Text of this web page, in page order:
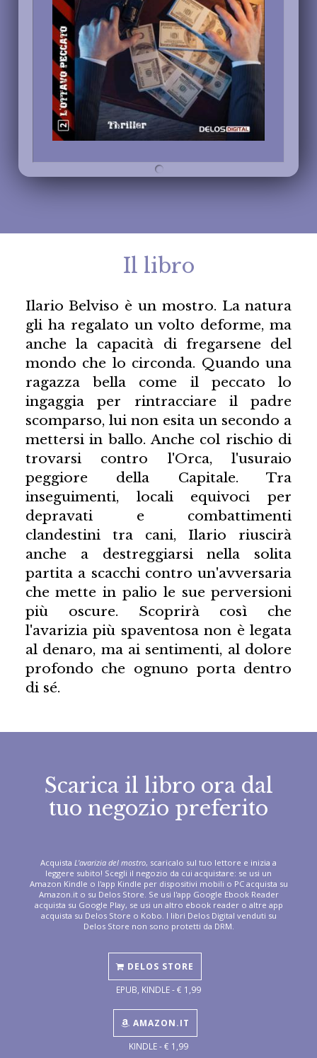
Il libro
Ilario Belviso è un mostro. La natura
gli ha regalato un volto deforme, ma
anche la capacità di fregarsene del
mondo che lo circonda. Quando una
ragazza bella come il peccato lo
ingaggia per rintracciare il padre
scomparso, lui non esita un secondo a
mettersi in ballo. Anche col rischio di
trovarsi contro l'Orca, l'usuraio
peggiore della Capitale. Tra
inseguimenti, locali equivoci per
depravati e combattimenti
clandestini tra cani, Ilario riuscirà
anche a destreggiarsi nella solita
partita a scacchi contro un'avversaria
che mette in palio le sue perversioni
più oscure. Scoprirà così che
l'avarizia più spaventosa non è legata
al denaro, ma ai sentimenti, al dolore
profondo che ognuno porta dentro
di sé.
Scarica il libro ora dal
tuo negozio preferito
Acquista L'avarizia del mostro, scaricalo sul tuo lettore e inizia a
leggere subito! Scegli il negozio da cui acquistare: se usi un
Amazon Kindle o l'app Kindle per dispositivi mobili o PC acquista su
Amazon.it o su Delos Store. Se usi l'app Google Ebook Reader
acquista su Google Play, se usi un altro ebook reader o altre app
acquista su Delos Store o Kobo. I libri Delos Digital venduti su
Delos Store non sono protetti da DRM.
DELOS STORE
EPUB, KINDLE - € 1,99
AMAZON.IT
KINDLE - € 1,99